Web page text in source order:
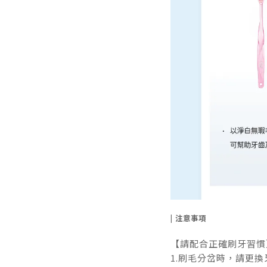
| 注意事項
【請配合正確刷牙習
1.刷毛分岔時，請更換